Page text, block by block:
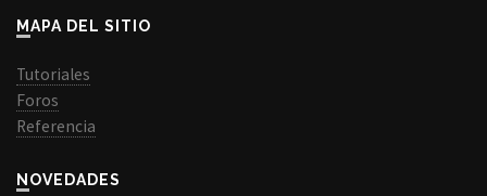
MAPA DEL SITIO
Tutoriales
Foros
Referencia
NOVEDADES